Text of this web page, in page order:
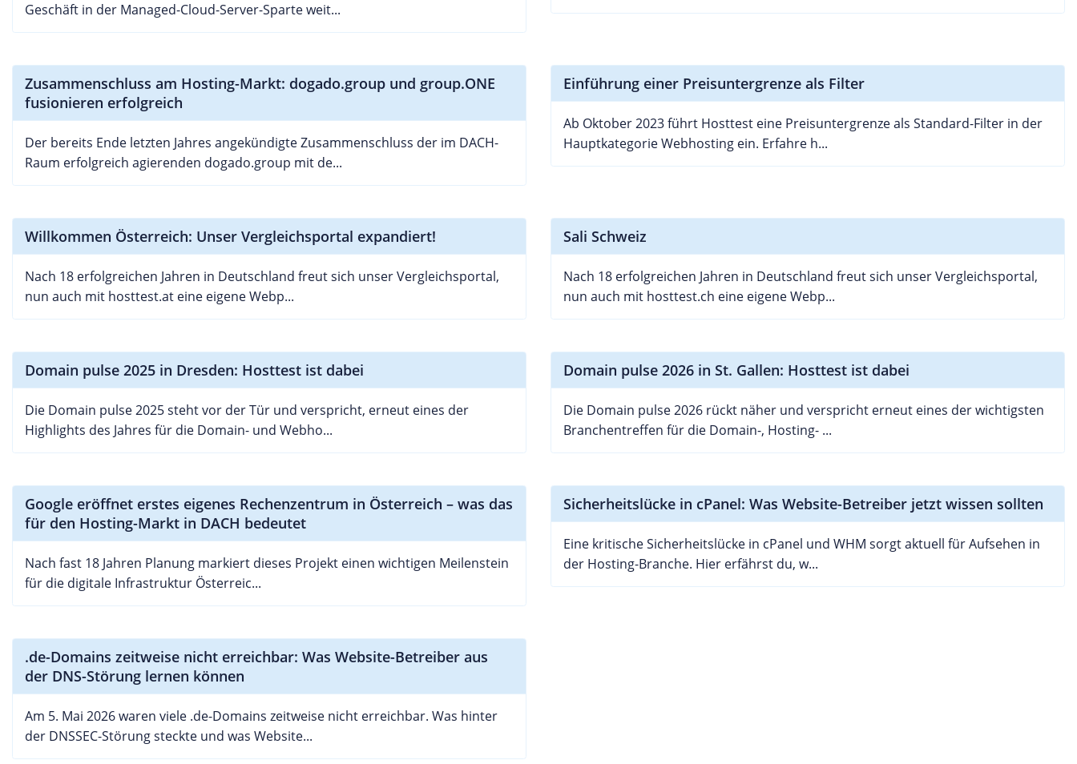
Geschäft in der Managed-Cloud-Server-Sparte weit...
Zusammenschluss am Hosting-Markt: dogado.group und group.ONE
fusionieren erfolgreich
Der bereits Ende letzten Jahres angekündigte Zusammenschluss der im DACH-
Raum erfolgreich agierenden dogado.group mit de...
Einführung einer Preisuntergrenze als Filter
Ab Oktober 2023 führt Hosttest eine Preisuntergrenze als Standard-Filter in der
Hauptkategorie Webhosting ein. Erfahre h...
Willkommen Österreich: Unser Vergleichsportal expandiert!
Nach 18 erfolgreichen Jahren in Deutschland freut sich unser Vergleichsportal,
nun auch mit hosttest.at eine eigene Webp...
Sali Schweiz
Nach 18 erfolgreichen Jahren in Deutschland freut sich unser Vergleichsportal,
nun auch mit hosttest.ch eine eigene Webp...
Domain pulse 2025 in Dresden: Hosttest ist dabei
Die Domain pulse 2025 steht vor der Tür und verspricht, erneut eines der
Highlights des Jahres für die Domain- und Webho...
Domain pulse 2026 in St. Gallen: Hosttest ist dabei
Die Domain pulse 2026 rückt näher und verspricht erneut eines der wichtigsten
Branchentreffen für die Domain-, Hosting- ...
Google eröffnet erstes eigenes Rechenzentrum in Österreich – was das
für den Hosting-Markt in DACH bedeutet
Nach fast 18 Jahren Planung markiert dieses Projekt einen wichtigen Meilenstein
für die digitale Infrastruktur Österreic...
Sicherheitslücke in cPanel: Was Website-Betreiber jetzt wissen sollten
Eine kritische Sicherheitslücke in cPanel und WHM sorgt aktuell für Aufsehen in
der Hosting-Branche. Hier erfährst du, w...
.de-Domains zeitweise nicht erreichbar: Was Website-Betreiber aus
der DNS-Störung lernen können
Am 5. Mai 2026 waren viele .de-Domains zeitweise nicht erreichbar. Was hinter
der DNSSEC-Störung steckte und was Website...